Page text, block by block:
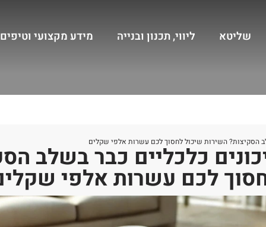
שליטא ליווי, תכנון ובנייה מידע מקצועי וטיפים
הסקיצות? השירות שיכול לחסוך לכם עשרות אלפי שקלים
כלכליים כבר בשלב
לכם עשרות אלפי